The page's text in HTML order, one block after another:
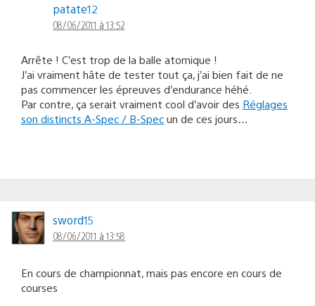
patate12
08/06/2011 à 13:52
Arrête ! C’est trop de la balle atomique !
J’ai vraiment hâte de tester tout ça, j’ai bien fait de ne
pas commencer les épreuves d’endurance héhé.
Par contre, ça serait vraiment cool d’avoir des Réglages
son distincts A-Spec / B-Spec un de ces jours…
sword15
08/06/2011 à 13:58
En cours de championnat, mais pas encore en cours de
courses